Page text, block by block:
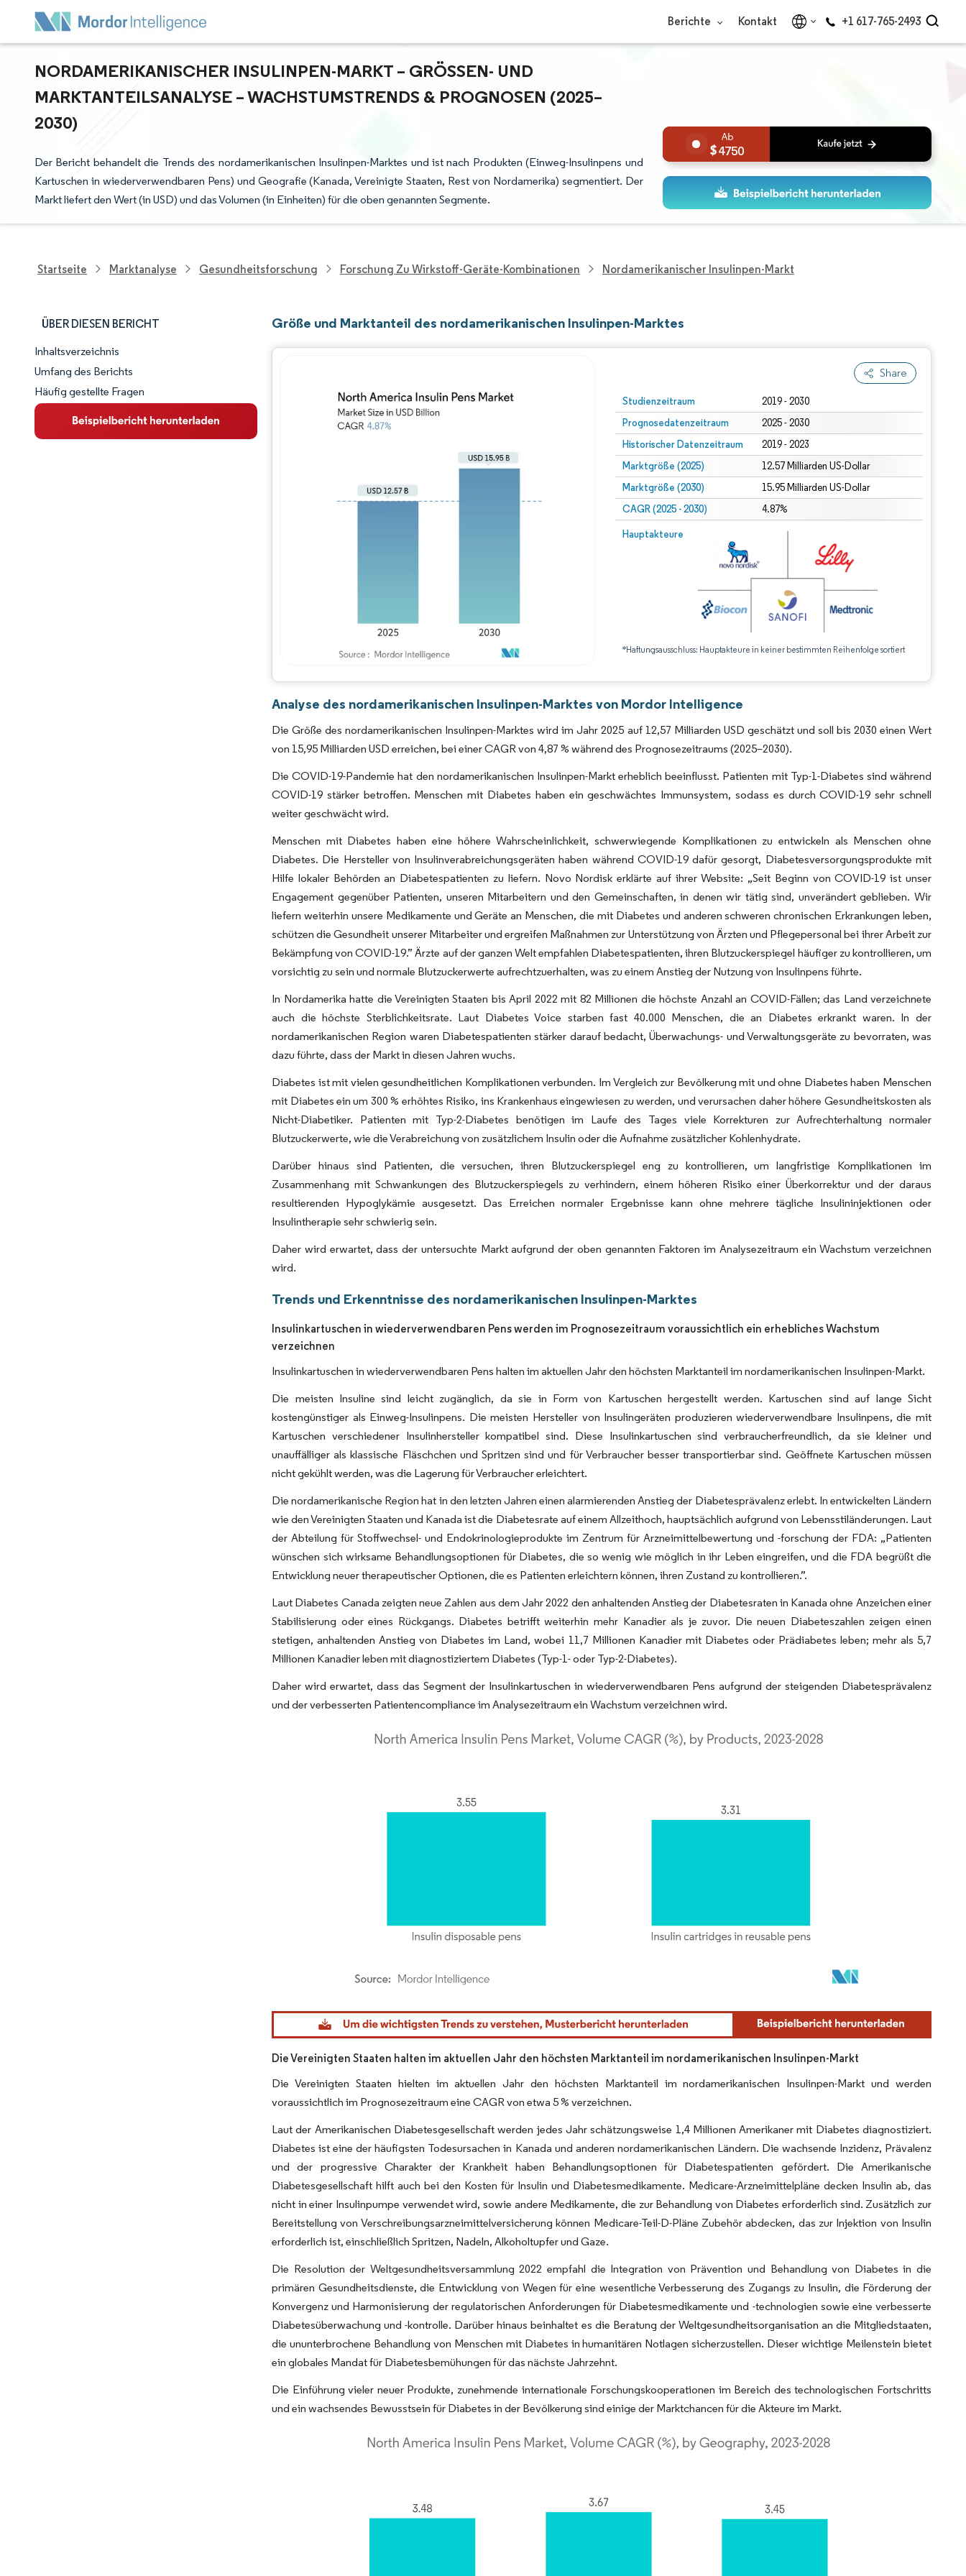
Berichte Kontakt +1 617-765-2493
NORDAMERIKANISCHER INSULINPEN-MARKT – GRÖSSEN- UND M
ARKTANTEILSANALYSE – WACHSTUMSTRENDS & PROGNOSEN (2025–2
030)
Der Bericht behandelt die Trends des nordamerikanischen Insulinpen-Marktes und ist nach Produkten (Einweg-Insulinpens und
Kartuschen in wiederverwendbaren Pens) und Geografie (Kanada, Vereinigte Staaten, Rest von Nordamerika) segmentiert. Der
Markt liefert den Wert (in USD) und das Volumen (in Einheiten) für die oben genannten Segmente.
4750
Startseite Marktanalyse Gesundheitsforschung Forschung Zu Wirkstoff-Geräte-Kombinationen Nordamerikanischer Insulinpen-Markt
ÜBER DIESEN BERICHT
Marktschnappschuss
Marktübersicht
Wichtige Markttrends
Inhaltsverzeichnis
Umfang des Berichts
Häufig gestellte Fragen
Größe und Marktanteil des nordamerikanischen Insulinpen-Marktes
Share
Studienzeitraum 2019 - 2030
Prognosedatenzeitraum 2025 - 2030
Historischer Datenzeitraum 2019 - 2023
Marktgröße (2025) 12.57 Milliarden US-Dollar
Marktgröße (2030) 15.95 Milliarden US-Dollar
CAGR (2025 - 2030) 4.87%
Hauptakteure
*Haftungsausschluss: Hauptakteure in keiner bestimmten Reihenfolge sortiert
Analyse des nordamerikanischen Insulinpen-Marktes von Mordor Intelligence
Die Größe des nordamerikanischen Insulinpen-Marktes wird im Jahr 2025 auf 12,57 Milliarden USD geschätzt und soll bis 2030 einen Wert
von 15,95 Milliarden USD erreichen, bei einer CAGR von 4,87 % während des Prognosezeitraums (2025–2030).
Die COVID-19-Pandemie hat den nordamerikanischen Insulinpen-Markt erheblich beeinflusst. Patienten mit Typ-1-Diabetes sind während
COVID-19 stärker betroffen. Menschen mit Diabetes haben ein geschwächtes Immunsystem, sodass es durch COVID-19 sehr schnell
weiter geschwächt wird.
Menschen mit Diabetes haben eine höhere Wahrscheinlichkeit, schwerwiegende Komplikationen zu entwickeln als Menschen ohne
Diabetes. Die Hersteller von Insulinverabreichungsgeräten haben während COVID-19 dafür gesorgt, Diabetesversorgungsprodukte mit
Hilfe lokaler Behörden an Diabetespatienten zu liefern. Novo Nordisk erklärte auf ihrer Website: „Seit Beginn von COVID-19 ist unser
Engagement gegenüber Patienten, unseren Mitarbeitern und den Gemeinschaften, in denen wir tätig sind, unverändert geblieben. Wir
liefern weiterhin unsere Medikamente und Geräte an Menschen, die mit Diabetes und anderen schweren chronischen Erkrankungen leben,
schützen die Gesundheit unserer Mitarbeiter und ergreifen Maßnahmen zur Unterstützung von Ärzten und Pflegepersonal bei ihrer Arbeit zur
Bekämpfung von COVID-19.” Ärzte auf der ganzen Welt empfahlen Diabetespatienten, ihren Blutzuckerspiegel häufiger zu kontrollieren, um
vorsichtig zu sein und normale Blutzuckerwerte aufrechtzuerhalten, was zu einem Anstieg der Nutzung von Insulinpens führte.
In Nordamerika hatte die Vereinigten Staaten bis April 2022 mit 82 Millionen die höchste Anzahl an COVID-Fällen; das Land verzeichnete
auch die höchste Sterblichkeitsrate. Laut Diabetes Voice starben fast 40.000 Menschen, die an Diabetes erkrankt waren. In der
nordamerikanischen Region waren Diabetespatienten stärker darauf bedacht, Überwachungs- und Verwaltungsgeräte zu bevorraten, was
dazu führte, dass der Markt in diesen Jahren wuchs.
Diabetes ist mit vielen gesundheitlichen Komplikationen verbunden. Im Vergleich zur Bevölkerung mit und ohne Diabetes haben Menschen
mit Diabetes ein um 300 % erhöhtes Risiko, ins Krankenhaus eingewiesen zu werden, und verursachen daher höhere Gesundheitskosten als
Nicht-Diabetiker. Patienten mit Typ-2-Diabetes benötigen im Laufe des Tages viele Korrekturen zur Aufrechterhaltung normaler
Blutzuckerwerte, wie die Verabreichung von zusätzlichem Insulin oder die Aufnahme zusätzlicher Kohlenhydrate.
Darüber hinaus sind Patienten, die versuchen, ihren Blutzuckerspiegel eng zu kontrollieren, um langfristige Komplikationen im
Zusammenhang mit Schwankungen des Blutzuckerspiegels zu verhindern, einem höheren Risiko einer Überkorrektur und der daraus
resultierenden Hypoglykämie ausgesetzt. Das Erreichen normaler Ergebnisse kann ohne mehrere tägliche Insulininjektionen oder
Insulintherapie sehr schwierig sein.
Daher wird erwartet, dass der untersuchte Markt aufgrund der oben genannten Faktoren im Analysezeitraum ein Wachstum verzeichnen
wird.
Trends und Erkenntnisse des nordamerikanischen Insulinpen-Marktes
Insulinkartuschen in wiederverwendbaren Pens werden im Prognosezeitraum voraussichtlich ein erhebliches Wachstum
verzeichnen
Insulinkartuschen in wiederverwendbaren Pens halten im aktuellen Jahr den höchsten Marktanteil im nordamerikanischen Insulinpen-Markt.
Die meisten Insuline sind leicht zugänglich, da sie in Form von Kartuschen hergestellt werden. Kartuschen sind auf lange Sicht
kostengünstiger als Einweg-Insulinpens. Die meisten Hersteller von Insulingeräten produzieren wiederverwendbare Insulinpens, die mit
Kartuschen verschiedener Insulinhersteller kompatibel sind. Diese Insulinkartuschen sind verbraucherfreundlich, da sie kleiner und
unauffälliger als klassische Fläschchen und Spritzen sind und für Verbraucher besser transportierbar sind. Geöffnete Kartuschen müssen
nicht gekühlt werden, was die Lagerung für Verbraucher erleichtert.
Die nordamerikanische Region hat in den letzten Jahren einen alarmierenden Anstieg der Diabetesprävalenz erlebt. In entwickelten Ländern
wie den Vereinigten Staaten und Kanada ist die Diabetesrate auf einem Allzeithoch, hauptsächlich aufgrund von Lebensstiländerungen. Laut
der Abteilung für Stoffwechsel- und Endokrinologieprodukte im Zentrum für Arzneimittelbewertung und -forschung der FDA: „Patienten
wünschen sich wirksame Behandlungsoptionen für Diabetes, die so wenig wie möglich in ihr Leben eingreifen, und die FDA begrüßt die
Entwicklung neuer therapeutischer Optionen, die es Patienten erleichtern können, ihren Zustand zu kontrollieren.”.
Laut Diabetes Canada zeigten neue Zahlen aus dem Jahr 2022 den anhaltenden Anstieg der Diabetesraten in Kanada ohne Anzeichen einer
Stabilisierung oder eines Rückgangs. Diabetes betrifft weiterhin mehr Kanadier als je zuvor. Die neuen Diabeteszahlen zeigen einen
stetigen, anhaltenden Anstieg von Diabetes im Land, wobei 11,7 Millionen Kanadier mit Diabetes oder Prädiabetes leben; mehr als 5,7
Millionen Kanadier leben mit diagnostiziertem Diabetes (Typ-1- oder Typ-2-Diabetes).
Daher wird erwartet, dass das Segment der Insulinkartuschen in wiederverwendbaren Pens aufgrund der steigenden Diabetesprävalenz
und der verbesserten Patientencompliance im Analysezeitraum ein Wachstum verzeichnen wird.
Bild © Mordor Intelligence. Wiederverwendung erfordert Namensnennung gemäß CC BY 4.0.
Die Vereinigten Staaten halten im aktuellen Jahr den höchsten Marktanteil im nordamerikanischen Insulinpen-Markt
Die Vereinigten Staaten hielten im aktuellen Jahr den höchsten Marktanteil im nordamerikanischen Insulinpen-Markt und werden
voraussichtlich im Prognosezeitraum eine CAGR von etwa 5 % verzeichnen.
Laut der Amerikanischen Diabetesgesellschaft werden jedes Jahr schätzungsweise 1,4 Millionen Amerikaner mit Diabetes diagnostiziert.
Diabetes ist eine der häufigsten Todesursachen in Kanada und anderen nordamerikanischen Ländern. Die wachsende Inzidenz, Prävalenz
und der progressive Charakter der Krankheit haben Behandlungsoptionen für Diabetespatienten gefördert. Die Amerikanische
Diabetesgesellschaft hilft auch bei den Kosten für Insulin und Diabetesmedikamente. Medicare-Arzneimittelpläne decken Insulin ab, das
nicht in einer Insulinpumpe verwendet wird, sowie andere Medikamente, die zur Behandlung von Diabetes erforderlich sind. Zusätzlich zur
Bereitstellung von Verschreibungsarzneimittelversicherung können Medicare-Teil-D-Pläne Zubehör abdecken, das zur Injektion von Insulin
erforderlich ist, einschließlich Spritzen, Nadeln, Alkoholtupfer und Gaze.
Die Resolution der Weltgesundheitsversammlung 2022 empfahl die Integration von Prävention und Behandlung von Diabetes in die
primären Gesundheitsdienste, die Entwicklung von Wegen für eine wesentliche Verbesserung des Zugangs zu Insulin, die Förderung der
Konvergenz und Harmonisierung der regulatorischen Anforderungen für Diabetesmedikamente und -technologien sowie eine verbesserte
Diabetesüberwachung und -kontrolle. Darüber hinaus beinhaltet es die Beratung der Weltgesundheitsorganisation an die Mitgliedstaaten,
die ununterbrochene Behandlung von Menschen mit Diabetes in humanitären Notlagen sicherzustellen. Dieser wichtige Meilenstein bietet
ein globales Mandat für Diabetesbemühungen für das nächste Jahrzehnt.
Die Einführung vieler neuer Produkte, zunehmende internationale Forschungskooperationen im Bereich des technologischen Fortschritts
und ein wachsendes Bewusstsein für Diabetes in der Bevölkerung sind einige der Marktchancen für die Akteure im Markt.